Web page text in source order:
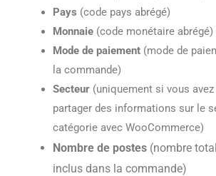
Pays (code pays abrégé)
Monnaie(code monétaire abrégé)
Mode de paiement(mode de
la commande)
Secteur(uniquement si vous
partager des informations sur le
catégorie avec WooCommerce)
Nombre de postes(nombre
inclus dans la commande)